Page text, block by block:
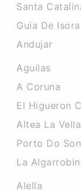
Santa
Guia De Isora
Andujar
Aguilas
A Coruna
El Higueron
Altea La Vella
Porto Do Son
La
Alella